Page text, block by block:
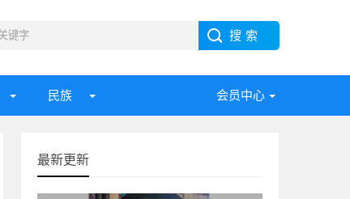
民族 会员中心
最新更新